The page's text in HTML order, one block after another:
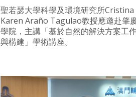
聖若瑟大學科學及環境研究所
Karen Araño Tagulao教授應邀赴肇
學院，主講「基於自然的解決方案工
與構建」學術講座。